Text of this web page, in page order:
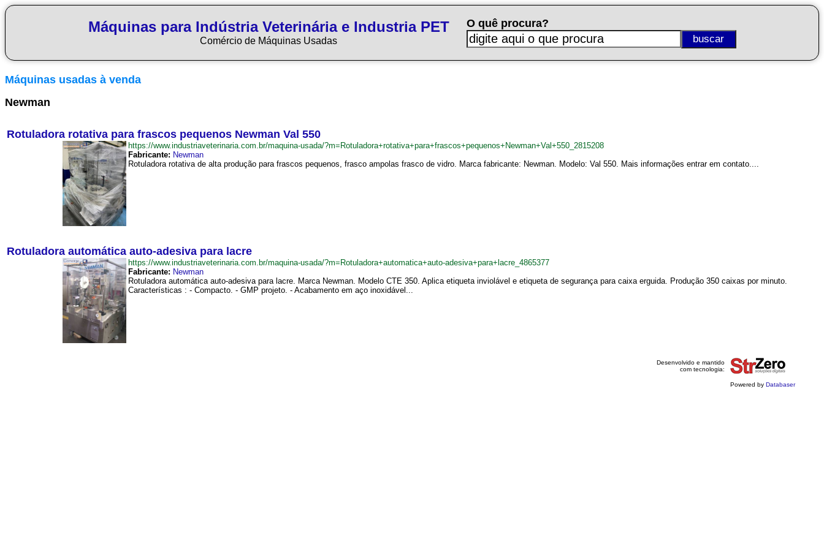
Máquinas para Indústria Veterinária e Industria PET
Comércio de Máquinas Usadas
O quê procura?
Máquinas usadas à venda
Newman
Rotuladora rotativa para frascos pequenos Newman Val 550
https://www.industriaveterinaria.com.br/maquina-usada/?m=Rotuladora+rotativa+para+frascos+pequenos+Newman+Val+550_2815208
Fabricante: Newman
Rotuladora rotativa de alta produção para frascos pequenos, frasco ampolas frasco de vidro. Marca fabricante: Newman. Modelo: Val 550. Mais informações entrar em contato....
Rotuladora automática auto-adesiva para lacre
https://www.industriaveterinaria.com.br/maquina-usada/?m=Rotuladora+automatica+auto-adesiva+para+lacre_4865377
Fabricante: Newman
Rotuladora automática auto-adesiva para lacre. Marca Newman. Modelo CTE 350. Aplica etiqueta inviolável e etiqueta de segurança para caixa erguida. Produção 350 caixas por minuto.
Características : - Compacto. - GMP projeto. - Acabamento em aço inoxidável...
Desenvolvido e mantido
com tecnologia:
Powered by Databaser